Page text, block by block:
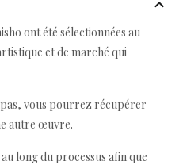
ont été sélectionnées au
et de marché qui
vous pourrez récupérer
autre œuvre.
long du processus afin que